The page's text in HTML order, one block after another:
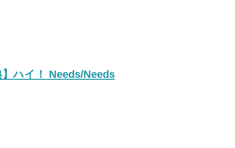
】ハイ！ Needs/Needs